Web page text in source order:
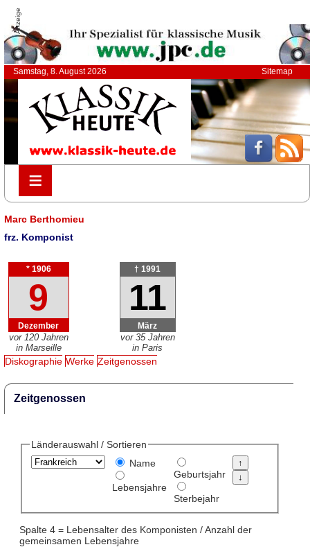
Anzeige
Samstag, 8. August 2026 Sitemap
≡
≡
Marc Berthomieu
frz. Komponist
* 1906
9
Dezember
vor 120 Jahren
in Marseille
† 1991
11
März
vor 35 Jahren
in Paris
Diskographie Werke Zeitgenossen
Zeitgenossen
Länderauswahl / Sortieren
Name
Lebensjahre
Geburtsjahr
Sterbejahr
Spalte 4 = Lebensalter des Komponisten / Anzahl der
gemeinsamen Lebensjahre